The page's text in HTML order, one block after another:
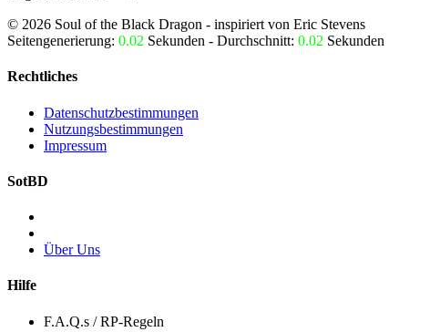
© 2026 Soul of the Black Dragon - inspiriert von Eric Stevens
Seitengenerierung: 0.02 Sekunden - Durchschnitt: 0.02 Sekunden
Rechtliches
Datenschutzbestimmungen
Nutzungsbestimmungen
Impressum
SotBD
Über Uns
Hilfe
F.A.Q.s / RP-Regeln